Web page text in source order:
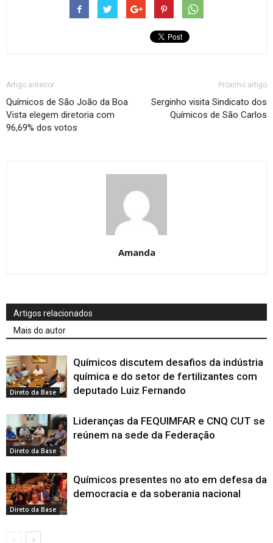
Artigo anterior
Químicos de São João da Boa
Vista elegem diretoria com
96,69% dos votos
Próximo artigo
Serginho visita Sindicato dos
Químicos de São Carlos
Amanda
Artigos relacionados
Mais do autor
Direto da Base
Químicos discutem desafios da indústria
química e do setor de fertilizantes com
deputado Luiz Fernando
Direto da Base
Lideranças da FEQUIMFAR e CNQ CUT se
reúnem na sede da Federação
Direto da Base
Químicos presentes no ato em defesa da
democracia e da soberania nacional